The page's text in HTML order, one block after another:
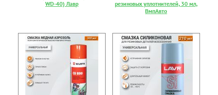
WD-40) Лавр
резиновых уплотнителей, 30 мл,
ВмпАвто